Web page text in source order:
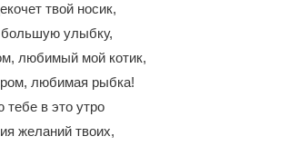
твой носик,
улыбку,
любимый мой котик,
любимая рыбка!
в это утро
желаний твоих,